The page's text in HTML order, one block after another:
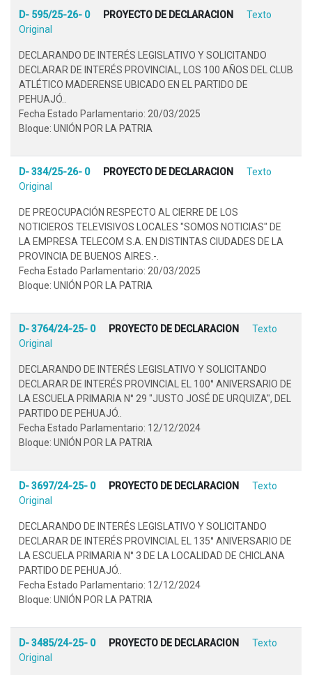
D- 595/25-26- 0 PROYECTO DE DECLARACION
Texto
Original
DECLARANDO DE INTERÉS LEGISLATIVO Y SOLICITANDO
DECLARAR DE INTERÉS PROVINCIAL, LOS 100 AÑOS DEL CLUB
ATLÉTICO MADERENSE UBICADO EN EL PARTIDO DE
PEHUAJÓ..
Fecha Estado Parlamentario: 20/03/2025
Bloque: UNIÓN POR LA PATRIA
D- 334/25-26- 0 PROYECTO DE DECLARACION
Texto
Original
DE PREOCUPACIÓN RESPECTO AL CIERRE DE LOS
NOTICIEROS TELEVISIVOS LOCALES "SOMOS NOTICIAS" DE
LA EMPRESA TELECOM S.A. EN DISTINTAS CIUDADES DE LA
PROVINCIA DE BUENOS AIRES.-.
Fecha Estado Parlamentario: 20/03/2025
Bloque: UNIÓN POR LA PATRIA
D- 3764/24-25- 0 PROYECTO DE DECLARACION
Texto
Original
DECLARANDO DE INTERÉS LEGISLATIVO Y SOLICITANDO
DECLARAR DE INTERÉS PROVINCIAL EL 100° ANIVERSARIO DE
LA ESCUELA PRIMARIA N° 29 "JUSTO JOSÉ DE URQUIZA", DEL
PARTIDO DE PEHUAJÓ..
Fecha Estado Parlamentario: 12/12/2024
Bloque: UNIÓN POR LA PATRIA
D- 3697/24-25- 0 PROYECTO DE DECLARACION
Texto
Original
DECLARANDO DE INTERÉS LEGISLATIVO Y SOLICITANDO
DECLARAR DE INTERÉS PROVINCIAL EL 135° ANIVERSARIO DE
LA ESCUELA PRIMARIA N° 3 DE LA LOCALIDAD DE CHICLANA
PARTIDO DE PEHUAJÓ..
Fecha Estado Parlamentario: 12/12/2024
Bloque: UNIÓN POR LA PATRIA
D- 3485/24-25- 0 PROYECTO DE DECLARACION
Texto
Original